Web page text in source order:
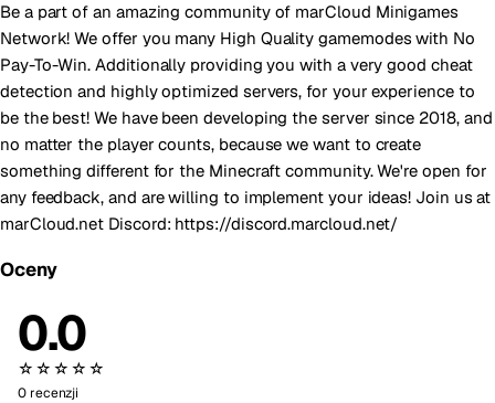
Be a part of an amazing community of marCloud Minigames
Network! We offer you many High Quality gamemodes with No
Pay-To-Win. Additionally providing you with a very good cheat
detection and highly optimized servers, for your experience to
be the best! We have been developing the server since 2018, and
no matter the player counts, because we want to create
something different for the Minecraft community. We're open for
any feedback, and are willing to implement your ideas! Join us at
marCloud.net Discord: https://discord.marcloud.net/
Oceny
0.0
☆☆☆☆☆
0 recenzji